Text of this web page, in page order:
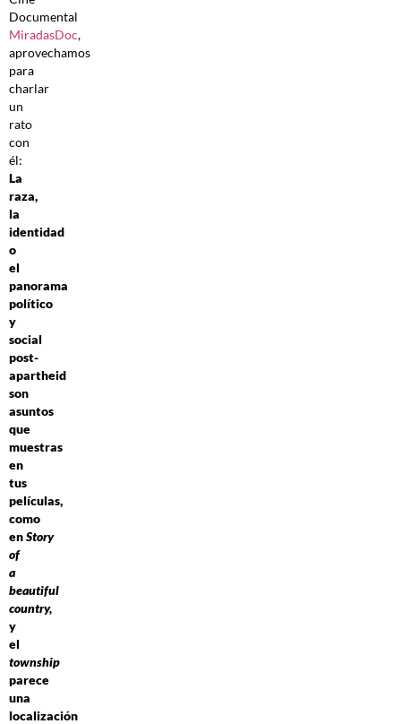
Documental
MiradasDoc,
aprovechamos
para
charlar
un
rato
con
él:
La
raza,
la
identidad
o
el
panorama
político
y
social
post-
apartheid
son
asuntos
que
muestras
en
tus
películas,
como
enStory
of
a
beautiful
country,
y
el
township
parece
una
localización